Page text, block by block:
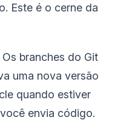
Este é o cerne da
Os branches do Git
uma nova versão
quando estiver
envia código.